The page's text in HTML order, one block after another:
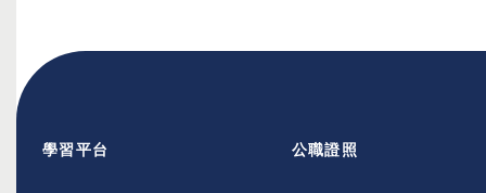
學習平台 公職證照